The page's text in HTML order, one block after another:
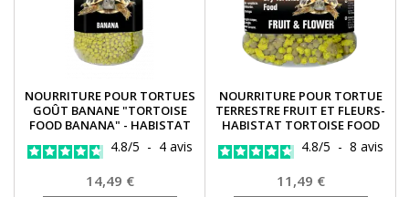
NOURRITURE POUR TORTUES
GOÛT BANANE "TORTOISE
FOOD BANANA" - HABISTAT
4.8/5 - 4 avis
Prix
14,49 €
NOURRITURE POUR TORTUE
TERRESTRE FRUIT ET FLEURS-
HABISTAT TORTOISE FOOD
4.8/5 - 8 avis
Prix
11,49 €